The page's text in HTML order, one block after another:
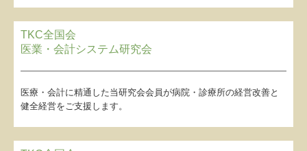
TKC全国会
医業・会計システム研究会
医療・会計に精通した当研究会会員が病院・診療所の経営改善と
健全経営をご支援します。